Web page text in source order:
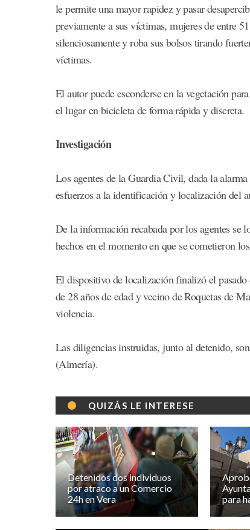
le permite una mayor rapidez y pasar
previamente a sus víctimas, mujeres de entre
silenciosamente y roba sus bolsos tirando
víctimas.
El autor puede esconderse en la vegetación
el lugar en bicicleta de forma rápida y discreta.
Investigación
Los agentes de la Guardia Civil, dada la
esfuerzos a la identificación y localización del
De la información recabada por los agentes se
hechos en el momento en que se cometieron
El dispositivo de localización finalizó el
de 28 años de edad y vecino de Roquetas de
violencia.
Las diligencias instruidas, junto al detenido,
(Almería).
QUIZÁS LE INTERESE
Detenidos dos individuos
por atraco a un Comercio
24h en Vera
para